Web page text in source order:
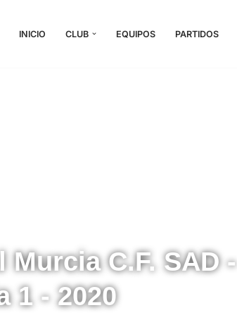
INICIO CLUB EQUIPOS PARTIDOS
C.F. SAD -
1 - 2020